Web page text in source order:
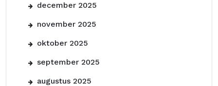
december 2025
november 2025
oktober 2025
september 2025
augustus 2025